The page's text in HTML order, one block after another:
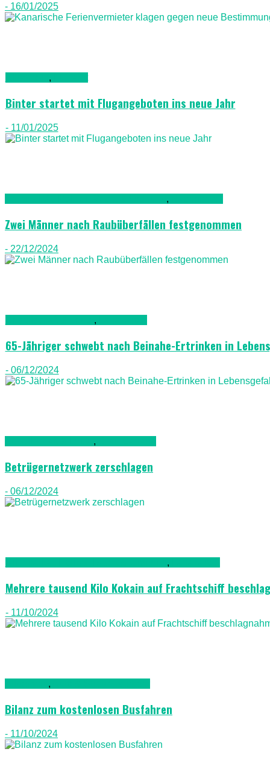
- 16/01/2025
,
Binter startet mit Flugangeboten ins neue Jahr
- 11/01/2025
,
Zwei Männer nach Raubüberfällen festgenommen
- 22/12/2024
,
65-Jähriger schwebt nach Beinahe-Ertrinken in
- 06/12/2024
,
Betrügernetzwerk zerschlagen
- 06/12/2024
,
Mehrere tausend Kilo Kokain auf Frachtschiff
- 11/10/2024
,
Bilanz zum kostenlosen Busfahren
- 11/10/2024